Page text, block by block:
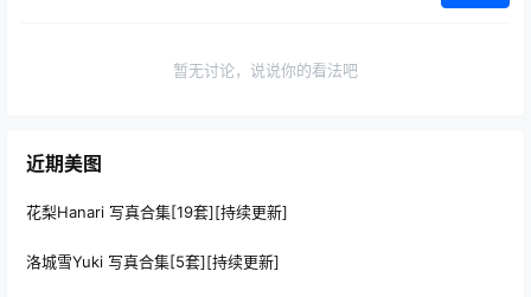
暂无讨论，说说你的看法吧
近期美图
花梨Hanari 写真合集[19套][持续更新]
洛城雪Yuki 写真合集[5套][持续更新]